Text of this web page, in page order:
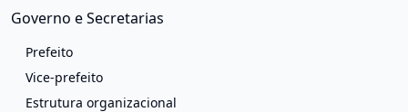
Governo e Secretarias
Prefeito
Vice-prefeito
Estrutura organizacional